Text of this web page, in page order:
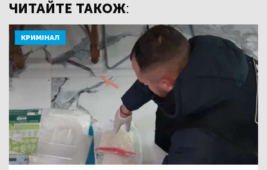
ЧИТАЙТЕ ТАКОЖ:
КРИМІНАЛ